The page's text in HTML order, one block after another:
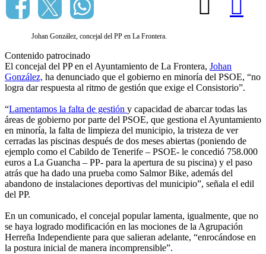
Johan González, concejal del PP en La Frontera.
Contenido patrocinado
El concejal del PP en el Ayuntamiento de La Frontera, Johan
González, ha denunciado que el gobierno en minoría del PSOE, “no
logra dar respuesta al ritmo de gestión que exige el Consistorio”.
“Lamentamos la falta de gestión y capacidad de abarcar todas las
áreas de gobierno por parte del PSOE, que gestiona el Ayuntamiento
en minoría, la falta de limpieza del municipio, la tristeza de ver
cerradas las piscinas después de dos meses abiertas (poniendo de
ejemplo como el Cabildo de Tenerife – PSOE- le concedió 758.000
euros a La Guancha – PP- para la apertura de su piscina) y el paso
atrás que ha dado una prueba como Salmor Bike, además del
abandono de instalaciones deportivas del municipio”, señala el edil
del PP.
En un comunicado, el concejal popular lamenta, igualmente, que no
se haya logrado modificación en las mociones de la Agrupación
Herreña Independiente para que salieran adelante, “enrocándose en
la postura inicial de manera incomprensible”.